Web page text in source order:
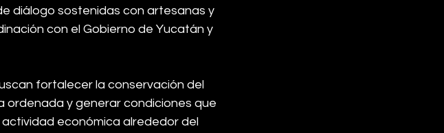
diálogo sostenidas con artesanas y
con el Gobierno de Yucatán y
fortalecer la conservación del
ordenada y generar condiciones que
económica alrededor del